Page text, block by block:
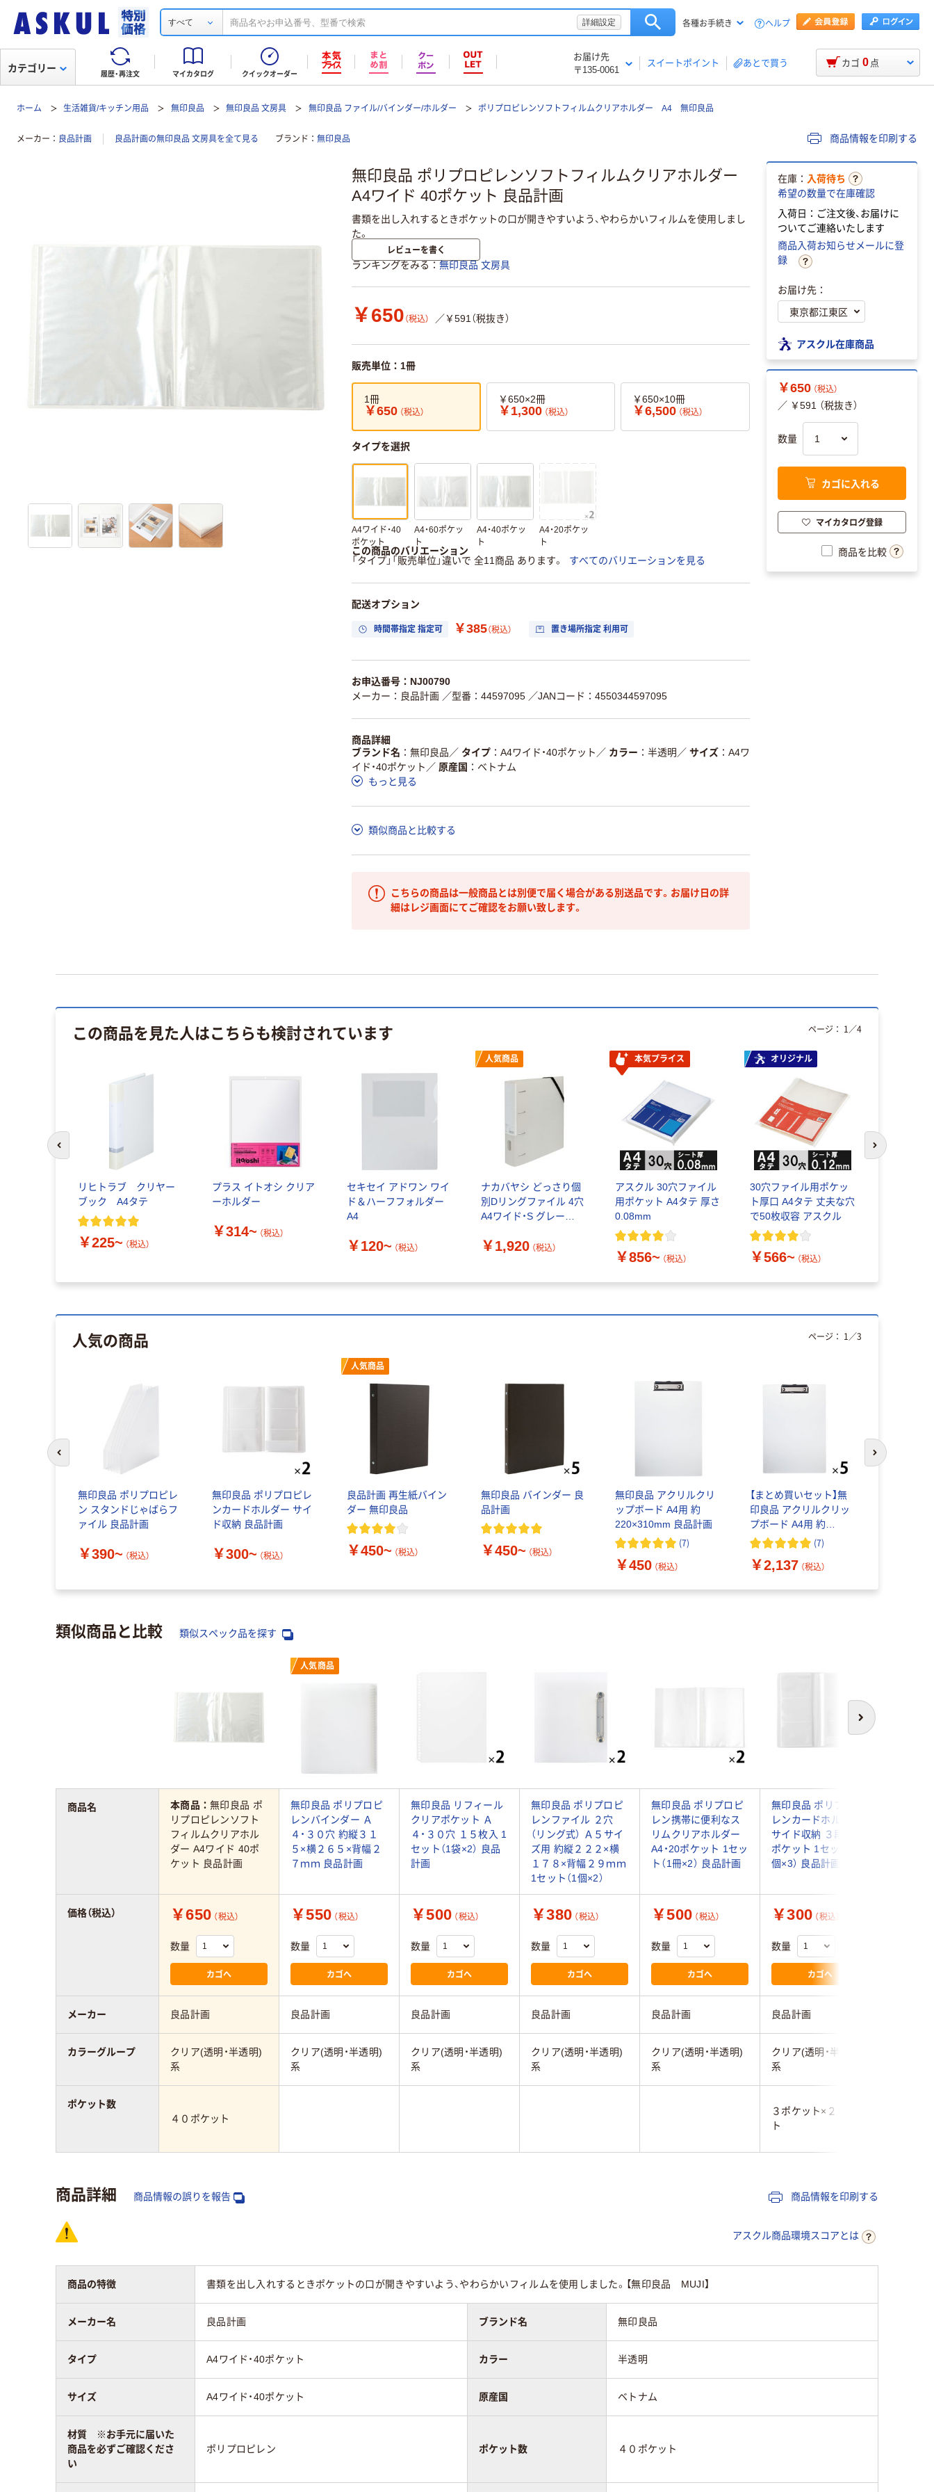
すべて 詳細設定 各種お手続き ヘルプ
履歴・再注文 マイカタログ クイックオーダー
お届け先
〒135-0061
スイートポイント あとで買う
カテゴリー カゴ 0 点
ホーム 生活雑貨/キッチン用品 無印良品 無印良品 文房具 無印良品 ファイル/バインダー/ホルダー ポリプロピレンソフトフィルムクリアホルダー A4 無印良品
メーカー 良品計画 良品計画の無印良品 文房具を全て見る ブランド 無印良品 商品情報を印刷する
無印良品 ポリプロピレンソフトフィルムクリアホルダー
A4ワイド 40ポケット 良品計画
書類を出し入れするときポケットの口が開きやすいよう、やわらかいフィルムを使用しまし
た。
レビューを書く
ランキングをみる 無印良品 文房具
￥650 （税込） ／￥591（税抜き）
販売単位：1冊
1冊
￥650 （税込）
￥650×2冊
￥1,300 （税込）
￥650×10冊
￥6,500 （税込）
タイプを選択
A4ワイド・40
ポケット
A4・60ポケッ
ト
A4・40ポケッ
ト
A4・20ポケッ
ト
この商品のバリエーション
「タイプ」「販売単位」違いで 全11商品 あります。
すべてのバリエーションを見る
配送オプション
時間帯指定 指定可 ￥385（税込） 置き場所指定 利用可
お申込番号：NJ00790
メーカー：良品計画 ／型番：44597095 ／JANコード：4550344597095
商品詳細
ブランド名
無印良品 ／ タイプ A4ワイド・40ポケット ／ カラー 半透明 ／ サイズ
A4ワ
イド・40ポケット ／ 原産国
ベトナム
もっと見る
類似商品と比較する
こちらの商品は一般商品とは別便で届く場合がある別送品です。お届け日の詳
細はレジ画面にてご確認をお願い致します。
在庫： 入荷待ち
希望の数量で在庫確認
入荷日：ご注文後、お届けに
ついてご連絡いたします
商品入荷お知らせメールに登
録
お届け先：
アスクル在庫商品
￥650 （税込）
／ ￥591 （税抜き）
数量
カゴに入れる
マイカタログ登録
商品を比較
この商品を見た人はこちらも検討されています
リヒトラブ クリヤー
ブック A4タテ
￥225~ （税込）
プラス イトオシ クリア
ーホルダー
￥314~ （税込）
セキセイ アドワン ワイ
ド＆ハーフフォルダー
A4
￥120~ （税込）
人気商品
ナカバヤシ どっさり個
別Dリングファイル 4穴
A4ワイド・S グレー
￥1,920 （税込）
本気プライス
アスクル 30穴ファイル
用ポケット A4タテ 厚さ
0.08mm
￥856~ （税込）
オリジナル
30穴ファイル用ポケッ
ト厚口 A4タテ 丈夫な穴
で50枚収容 アスクル
￥566~ （税込）
ページ： 1 ／4
前のスライドへ 次のスライド
人気の商品
無印良品 ポリプロピレ
ン スタンドじゃばらフ
ァイル 良品計画
￥390~ （税込）
無印良品 ポリプロピレ
ンカードホルダー サイ
ド収納 良品計画
￥300~ （税込）
人気商品
良品計画 再生紙バイン
ダー 無印良品
￥450~ （税込）
無印良品 バインダー 良
品計画
￥450~ （税込）
無印良品 アクリルクリ
ップボード A4用 約
220×310mm 良品計画
(7)
￥450 （税込）
【まとめ買いセット】無
印良品 アクリルクリッ
プボード A4用 約
220×310mm 1セット（5
(7)
￥2,137 （税込）
ページ： 1 ／3
次のスライド
類似商品と比較 類似スペック品を探す
次へ
人気商品
本商品：無印良品 ポ
リプロピレンソフト
フィルムクリアホル
ダー A4ワイド 40ポ
ケット 良品計画
無印良品 ポリプロピ
レンバインダー Ａ
４・３０穴 約縦３１
５×横２６５×背幅２
７ｍｍ 良品計画
無印良品 リフィール
クリアポケット Ａ
４・３０穴 １５枚入 1
セット（1袋×2） 良品
計画
無印良品 ポリプロピ
レンファイル ２穴
（リング式） Ａ５サイ
ズ用 約縦２２２×横
１７８×背幅２９ｍｍ
1セット（1個×2）
無印良品 ポリプロピ
レン携帯に便利なス
リムクリアホルダー
A4・20ポケット 1セッ
ト（1冊×2） 良品計画
無印良品 ポリプロピ
レンカードホルダー
サイド収納 ３段 ６０
ポケット 1セット（1
個×3） 良品計画
￥650 （税込）
数量
カゴへ
￥550 （税込）
数量
カゴへ
￥500 （税込）
数量
カゴへ
￥380 （税込）
数量
カゴへ
￥500 （税込）
数量
カゴへ
￥300 （税込）
数量
カゴへ
良品計画 良品計画 良品計画 良品計画 良品計画 良品計画
クリア(透明・半透明)
系
クリア(透明・半透明)
系
クリア(透明・半透明)
系
クリア(透明・半透明)
系
クリア(透明・半透明)
系
クリア(透明・半透明)
系
４０ポケット
３ポケット×２０シー
ト
商品名
価格（税込）
メーカー
カラーグループ
ポケット数
商品詳細 商品情報の誤りを報告 商品情報を印刷する
アスクル商品環境スコアとは
商品の特徴 書類を出し入れするときポケットの口が開きやすいよう、やわらかいフィルムを使用しました。【無印良品 MUJI】
メーカー名 良品計画 ブランド名 無印良品
タイプ A4ワイド・40ポケット カラー 半透明
サイズ A4ワイド・40ポケット 原産国 ベトナム
材質 ※お手元に届いた
商品を必ずご確認くださ
い
ポリプロピレン ポケット数 ４０ポケット